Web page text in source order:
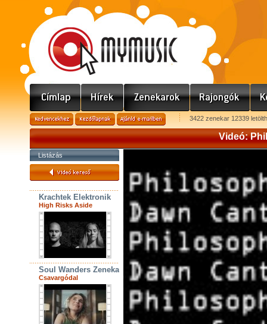
3422 zenekar 12339
Videó:
Listázás
Krachtek Elektronik
High Risks Aside
Soul Wanders Zenekar
Csavargódal